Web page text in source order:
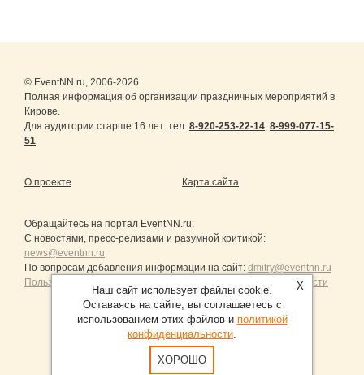
© EventNN.ru, 2006-2026
Полная информация об организации праздничных мероприятий в
Кирове.
Для аудитории старше 16 лет. тел. 8-920-253-22-14, 8-999-077-15-
51
О проекте Карта сайта
Обращайтесь на портал EventNN.ru:
С новостями, пресс-релизами и разумной критикой:
news@eventnn.ru
По вопросам добавления информации на сайт: dmitry@eventnn.ru
Пользовательское Соглашение и политика конфиденциальности
Продвижение сайтов Санкт-Петербург
X
Наш сайт использует файлы cookie.
Оставаясь на сайте, вы соглашаетесь с
использованием этих файлов и политикой
конфиденциальности.
ХОРОШО